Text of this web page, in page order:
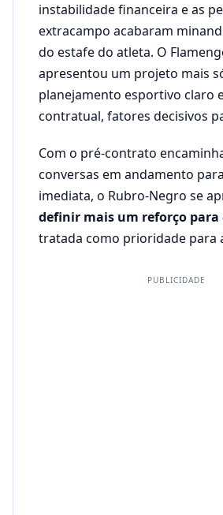
instabilidade financeira e as
extracampo acabaram
do estafe do atleta. O
apresentou um projeto mais
planejamento esportivo claro
contratual, fatores decisivos
Com o pré-contrato
conversas em andamento
imediata, o Rubro-Negro se
definir mais um reforço para
tratada como prioridade para
PUBLICIDADE